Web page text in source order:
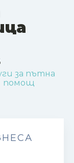
за пътна
помощ